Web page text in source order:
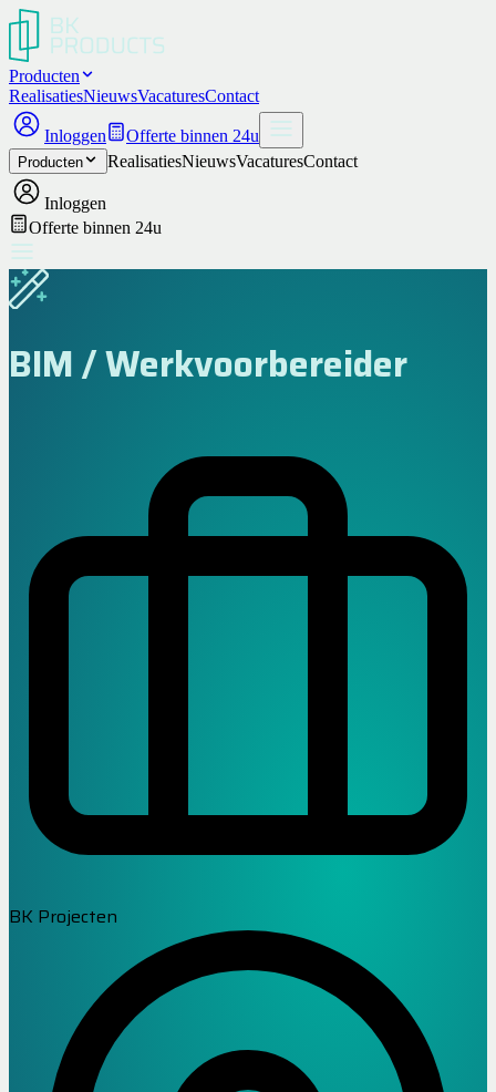
Producten
RealisatiesNieuwsVacaturesContact
Inloggen Offerte binnen 24u
Producten RealisatiesNieuwsVacaturesContact
Inloggen
Offerte binnen 24u
BIM / Werkvoorbereider
BK Projecten